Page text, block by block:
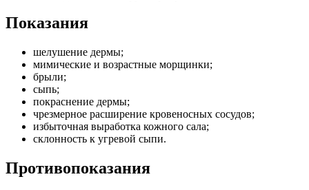
Показания
шелушение дермы;
мимические и возрастные морщинки;
брыли;
сыпь;
покраснение дермы;
чрезмерное расширение кровеносных сосудов;
избыточная выработка кожного сала;
склонность к угревой сыпи.
Противопоказания